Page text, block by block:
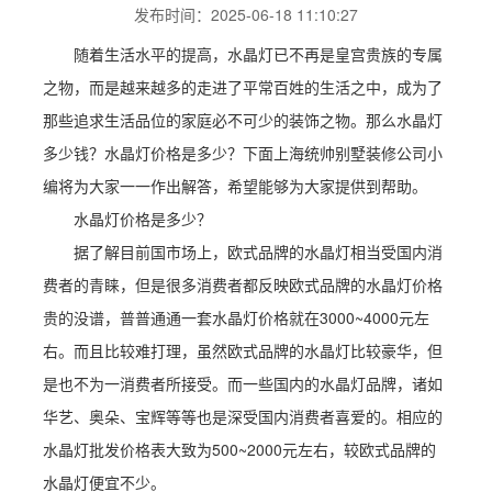
发布时间：2025-06-18 11:10:27
随着生活水平的提高，水晶灯已不再是皇宫贵族的专属
之物，而是越来越多的走进了平常百姓的生活之中，成为了
那些追求生活品位的家庭必不可少的装饰之物。那么水晶灯
多少钱？水晶灯价格是多少？下面上海统帅别墅装修公司小
编将为大家一一作出解答，希望能够为大家提供到帮助。
水晶灯价格是多少？
据了解目前国市场上，欧式品牌的水晶灯相当受国内消
费者的青睐，但是很多消费者都反映欧式品牌的水晶灯价格
贵的没谱，普普通通一套水晶灯价格就在3000~4000元左
右。而且比较难打理，虽然欧式品牌的水晶灯比较豪华，但
是也不为一消费者所接受。而一些国内的水晶灯品牌，诸如
华艺、奥朵、宝辉等等也是深受国内消费者喜爱的。相应的
水晶灯批发价格表大致为500~2000元左右，较欧式品牌的
水晶灯便宜不少。